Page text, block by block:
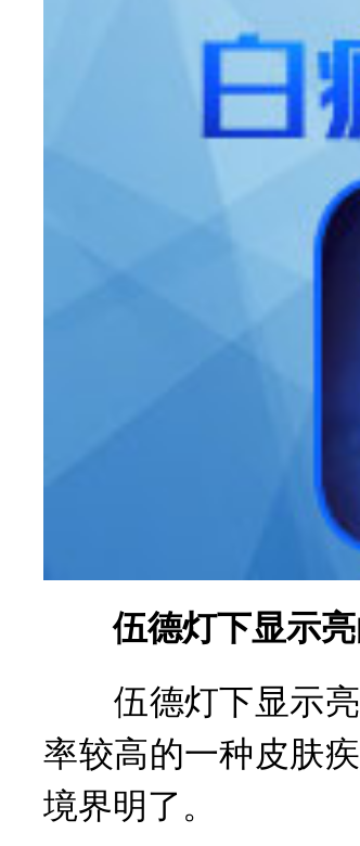
伍德灯下显示亮
伍德灯下显示亮
率较高的一种皮肤
境界明了。